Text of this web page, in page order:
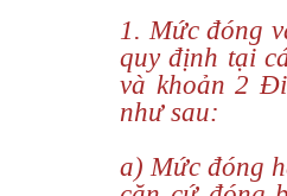
1. Mức đóng
quy định tại
và khoản 2
như sau:
a) Mức đóng